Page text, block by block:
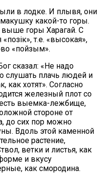
в лодке. И плывя, они
какой-то горы.
выше горы Харагай. С
«позiк», т.е. «высокая»,
«пойзым».
сказал: «Не надо
слушать плачь людей и
как хотят». Согласно
железный плот со
выемка-лежбище,
стороне от
до сих пор можно
Вдоль этой каменной
растение,
ветки и листья, как
и вкусу
как смородина.